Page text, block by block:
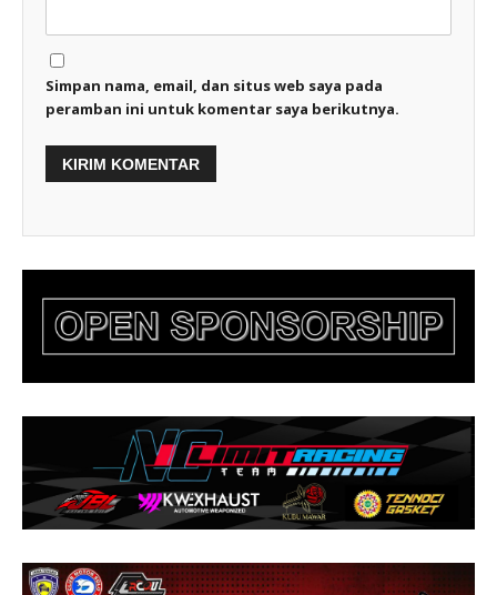
Simpan nama, email, dan situs web saya pada
peramban ini untuk komentar saya berikutnya.